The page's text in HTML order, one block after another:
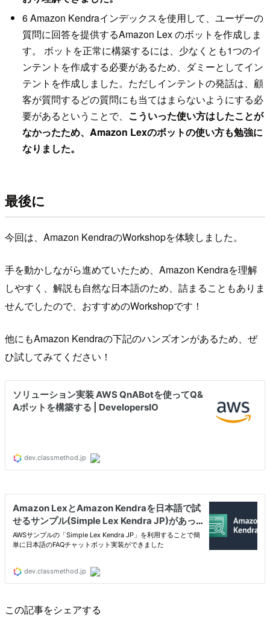
6 Amazon Kendraインデックスを使用して、ユーザーの
質問に回答を提供するAmazon Lex のボットを作成しま
す。 ボットを正常に構築するには、少なくとも1つのイ
ンテントを作成する必要があるため、ダミーとしてイン
テントを作成しました。ただしインテントの発話は、顧
客が質問するどの質問にも当てはまらないようにする必
要があるということで、 こういった使い方はしたことが
なかったため、Amazon Lexのボットの使い方も勉強に
なりました。
最後に
今回は、Amazon KendraのWorkshopを体験しました。
手を動かしながら進めていたため、Amazon Kendraを理解
しやすく、解説も自然な日本語のため、詰まることもありま
せんでしたので、おすすめのWorkshopです！
他にもAmazon Kendraの下記のハンズオンがあるため、ぜ
ひ試してみてください！
この記事をシェアする